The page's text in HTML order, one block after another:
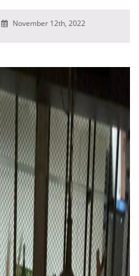
November 12th, 2022